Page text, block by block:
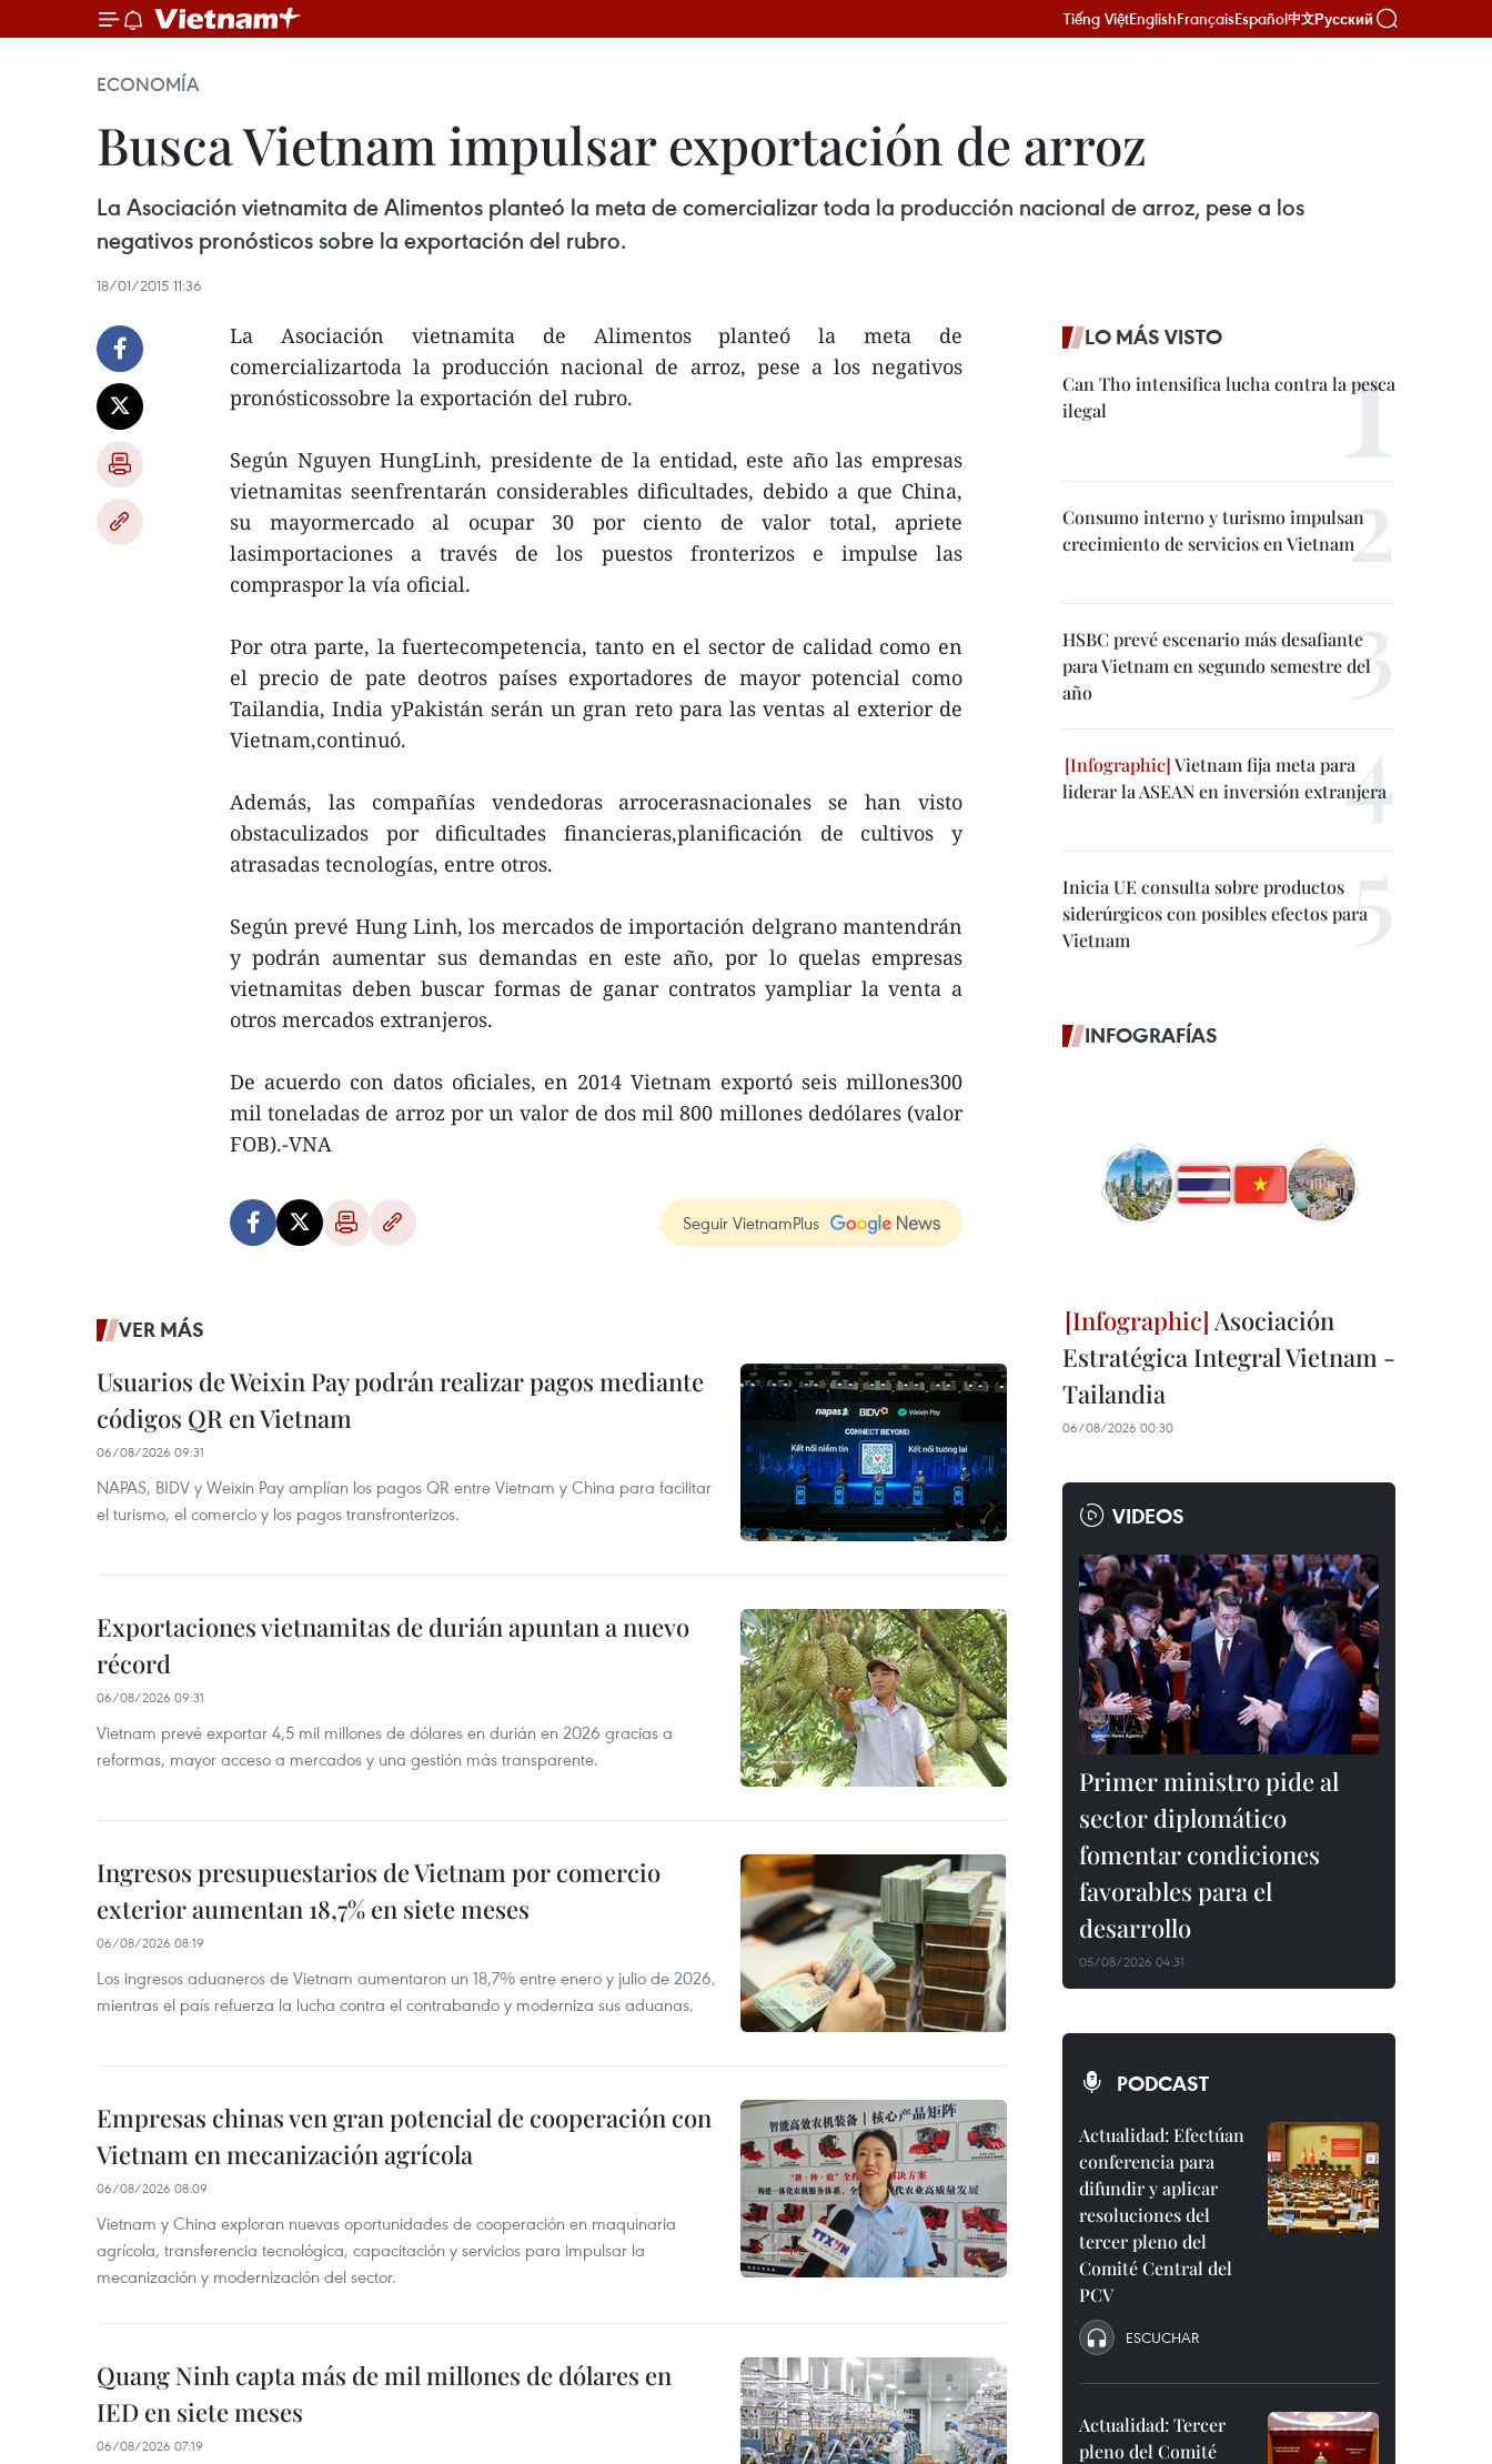
Tiếng ViệtEnglishFrançaisEspañol中文Русский
ECONOMÍA
Busca Vietnam impulsar exportación de arroz
La Asociación vietnamita de Alimentos planteó la meta de comercializar toda la producción nacional de arroz, pese a los
negativos pronósticos sobre la exportación del rubro.
18/01/2015 11:36
La Asociación vietnamita de Alimentos planteó la meta de
comercializartoda la producción nacional de arroz, pese a los negativos
pronósticossobre la exportación del rubro.
Según Nguyen HungLinh, presidente de la entidad, este año las empresas
vietnamitas seenfrentarán considerables dificultades, debido a que China,
su mayormercado al ocupar 30 por ciento de valor total, apriete
lasimportaciones a través de los puestos fronterizos e impulse las
compraspor la vía oficial.
Por otra parte, la fuertecompetencia, tanto en el sector de calidad como en
el precio de pate deotros países exportadores de mayor potencial como
Tailandia, India yPakistán serán un gran reto para las ventas al exterior de
Vietnam,continuó.
Además, las compañías vendedoras arrocerasnacionales se han visto
obstaculizados por dificultades financieras,planificación de cultivos y
atrasadas tecnologías, entre otros.
Según prevé Hung Linh, los mercados de importación delgrano mantendrán
y podrán aumentar sus demandas en este año, por lo quelas empresas
vietnamitas deben buscar formas de ganar contratos yampliar la venta a
otros mercados extranjeros.
De acuerdo con datos oficiales, en 2014 Vietnam exportó seis millones300
mil toneladas de arroz por un valor de dos mil 800 millones dedólares (valor
FOB).-VNA
Seguir VietnamPlus
VER MÁS
Usuarios de Weixin Pay podrán realizar pagos mediante
códigos QR en Vietnam
06/08/2026 09:31
NAPAS, BIDV y Weixin Pay amplían los pagos QR entre Vietnam y China para facilitar
el turismo, el comercio y los pagos transfronterizos.
Exportaciones vietnamitas de durián apuntan a nuevo
récord
06/08/2026 09:31
Vietnam prevé exportar 4,5 mil millones de dólares en durián en 2026 gracias a
reformas, mayor acceso a mercados y una gestión más transparente.
Ingresos presupuestarios de Vietnam por comercio
exterior aumentan 18,7% en siete meses
06/08/2026 08:19
Los ingresos aduaneros de Vietnam aumentaron un 18,7% entre enero y julio de 2026,
mientras el país refuerza la lucha contra el contrabando y moderniza sus aduanas.
Empresas chinas ven gran potencial de cooperación con
Vietnam en mecanización agrícola
06/08/2026 08:09
Vietnam y China exploran nuevas oportunidades de cooperación en maquinaria
agrícola, transferencia tecnológica, capacitación y servicios para impulsar la
mecanización y modernización del sector.
Quang Ninh capta más de mil millones de dólares en
IED en siete meses
06/08/2026 07:19
LO MÁS VISTO
Can Tho intensifica lucha contra la pesca
ilegal
Consumo interno y turismo impulsan
crecimiento de servicios en Vietnam
HSBC prevé escenario más desafiante
para Vietnam en segundo semestre del
año
Vietnam fija meta para
liderar la ASEAN en inversión extranjera
Inicia UE consulta sobre productos
siderúrgicos con posibles efectos para
Vietnam
INFOGRAFÍAS
Asociación
Estratégica Integral Vietnam -
Tailandia
06/08/2026 00:30
VIDEOS
Primer ministro pide al
sector diplomático
fomentar condiciones
favorables para el
desarrollo
05/08/2026 04:31
PODCAST
Actualidad: Efectúan
conferencia para
difundir y aplicar
resoluciones del
tercer pleno del
Comité Central del
PCV
ESCUCHAR
Actualidad: Tercer
pleno del Comité